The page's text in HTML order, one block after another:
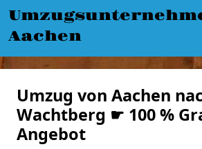
Aachen
Umzug von Aachen
Wachtberg ☛ 100 %
Angebot